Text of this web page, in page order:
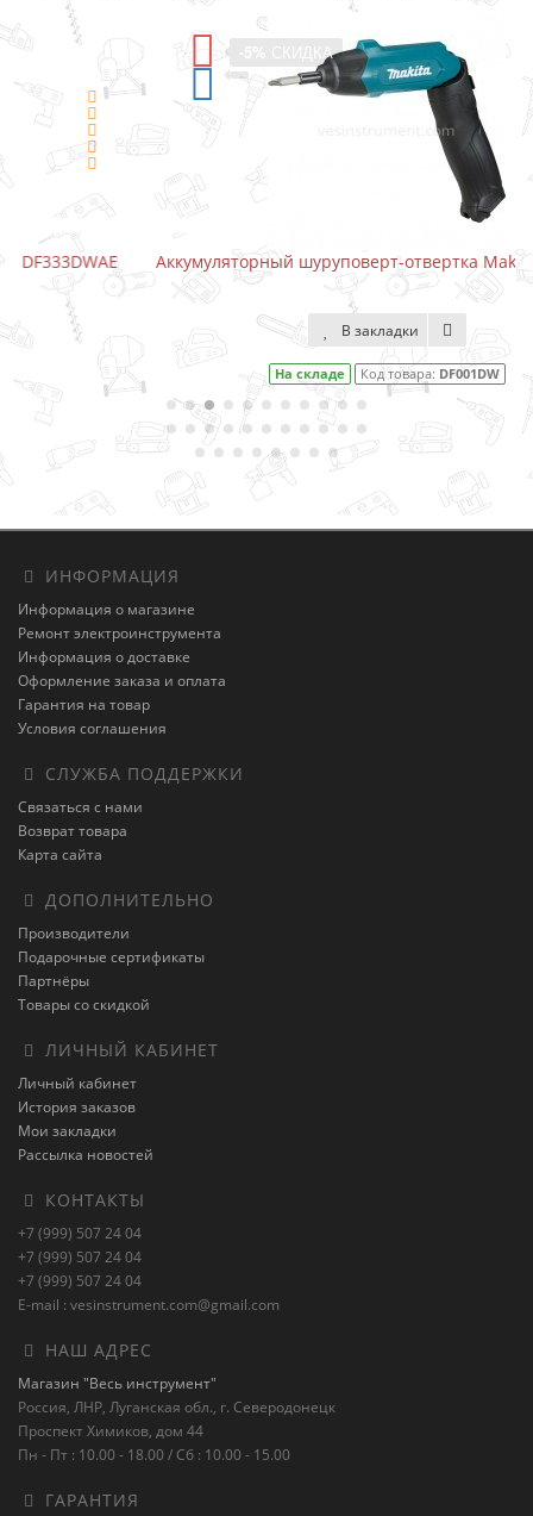
СКИДКА
Аккумуляторный шуруповерт-отвертка Makita DF001DW
В закладки
Код товара:DF001DW
ИНФОРМАЦИЯ
Информация о магазине
Ремонт электроинструмента
Информация о доставке
Оформление заказа и оплата
Гарантия на товар
Условия соглашения
СЛУЖБА ПОДДЕРЖКИ
Связаться с нами
Возврат товара
Карта сайта
ДОПОЛНИТЕЛЬНО
Производители
Подарочные сертификаты
Партнёры
Товары со скидкой
ЛИЧНЫЙ КАБИНЕТ
Личный кабинет
История заказов
Мои закладки
Рассылка новостей
КОНТАКТЫ
+7 (999) 507 24 04
+7 (999) 507 24 04
+7 (999) 507 24 04
E-mail : vesinstrument.com@gmail.com
НАШ АДРЕС
Магазин "Весь инструмент"
Россия, ЛНР, Луганская обл., г. Северодонецк
Проспект Химиков, дом 44
Пн - Пт : 10.00 - 18.00 / Сб : 10.00 - 15.00
ГАРАНТИЯ